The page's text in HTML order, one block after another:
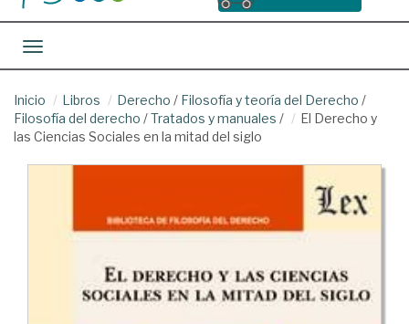
Toggle navigation
Inicio Libros Derecho / Filosofía y teoría del Derecho /
Filosofía del derecho /Tratados y manuales /
El Derecho y
las Ciencias Sociales en la mitad del siglo